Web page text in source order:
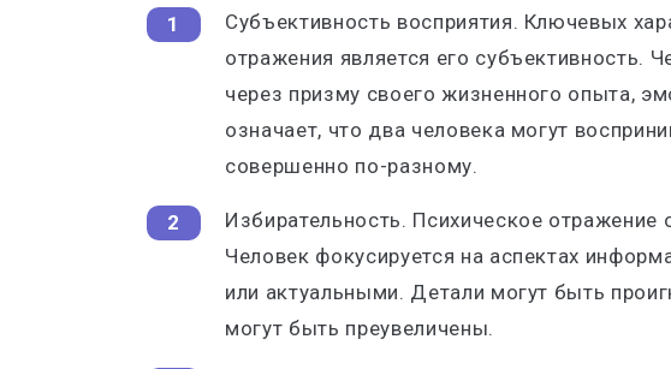
Субъективность восприятия. Ключевых
отражения является его субъективность.
через призму своего жизненного опыта,
означает, что два человека могут
совершенно по-разному.
Избирательность. Психическое отражение
Человек фокусируется на аспектах
или актуальными. Детали могут быть
могут быть преувеличены.